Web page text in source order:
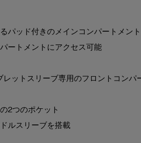
パッド付きのメインコンパートメント
ートメントにアクセス可能
ットスリーブ専用のフロントコンパ
2つのポケット
ルスリーブを搭載